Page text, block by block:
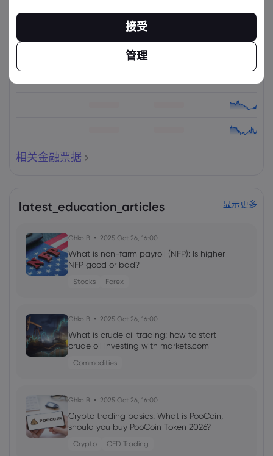
相关金融票据
资产 更改(%)：
相关金融票据
latest_education_articles 显示更多
Ghko B 2025 Oct 26, 16:00
What is non-farm payroll (NFP): Is higher
NFP good or bad?
Stocks Forex
Ghko B 2025 Oct 26, 16:00
What is crude oil trading: how to start
crude oil investing with markets.com
Commodities
Ghko B 2025 Oct 26, 16:00
Crypto trading basics: What is PooCoin,
should you buy PooCoin Token 2026?
Crypto CFD Trading
接受
管理